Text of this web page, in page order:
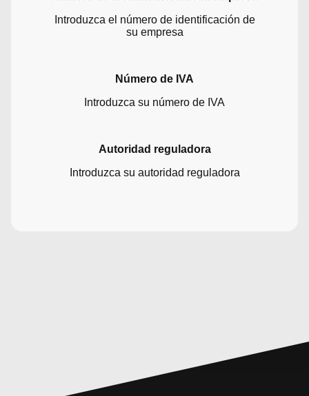
Introduzca el número de identificación de
su empresa
Número de IVA
Introduzca su número de IVA
Autoridad reguladora
Introduzca su autoridad reguladora